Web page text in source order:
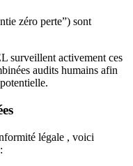
zéro perte”) sont
surveillent activement ces
audits humains afin
légale , voici